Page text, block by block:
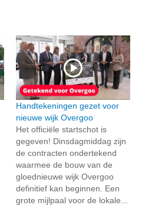
Handtekeningen gezet voor
nieuwe wijk Overgoo
Het officiële startschot is
gegeven! Dinsdagmiddag zijn
de contracten ondertekend
waarmee de bouw van de
gloednieuwe wijk Overgoo
definitief kan beginnen. Een
grote mijlpaal voor de lokale...